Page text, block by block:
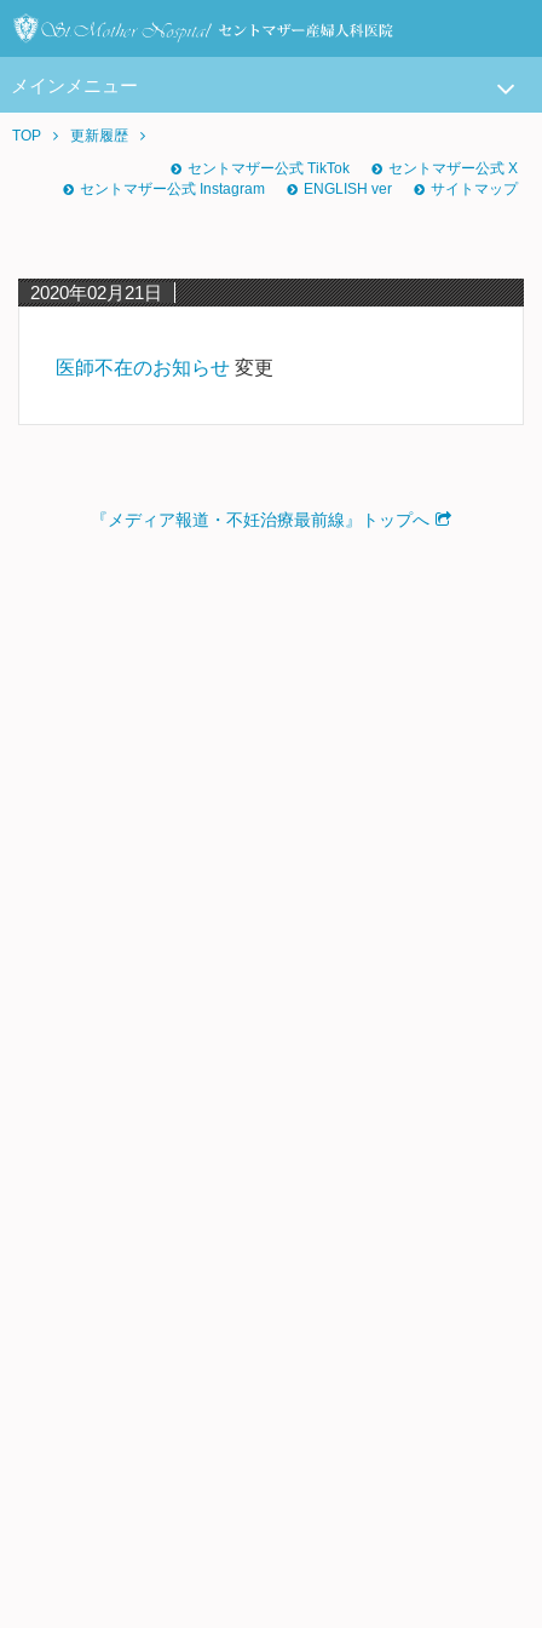
メインメニュー
TOP
更新履歴
セントマザー公式 TikTok
セントマザー公式 X
セントマザー公式 Instagram
ENGLISH ver サイトマップ
2020年02月21日
医師不在のお知らせ 変更
『メディア報道・不妊治療最前線』トップへ